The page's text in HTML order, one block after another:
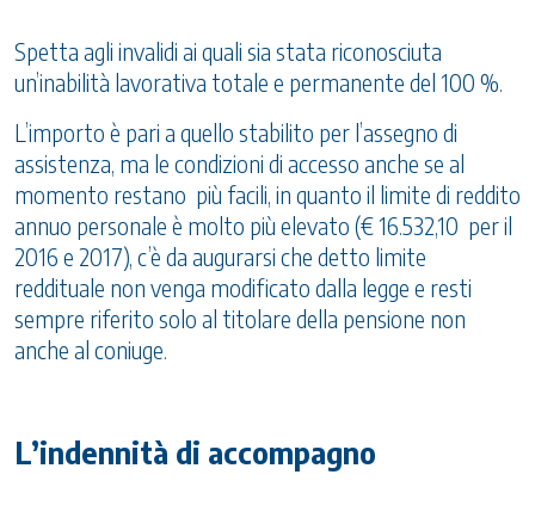
Spetta agli invalidi ai quali sia stata riconosciuta
un’inabilità lavorativa totale e permanente del 100 %.
L’importo è pari a quello stabilito per l’assegno di
assistenza, ma le condizioni di accesso anche se al
momento restano più facili, in quanto il limite di reddito
annuo personale è molto più elevato (€ 16.532,10 per il
2016 e 2017), c’è da augurarsi che detto limite
reddituale non venga modificato dalla legge e resti
sempre riferito solo al titolare della pensione non
anche al coniuge.
L’indennità di accompagno